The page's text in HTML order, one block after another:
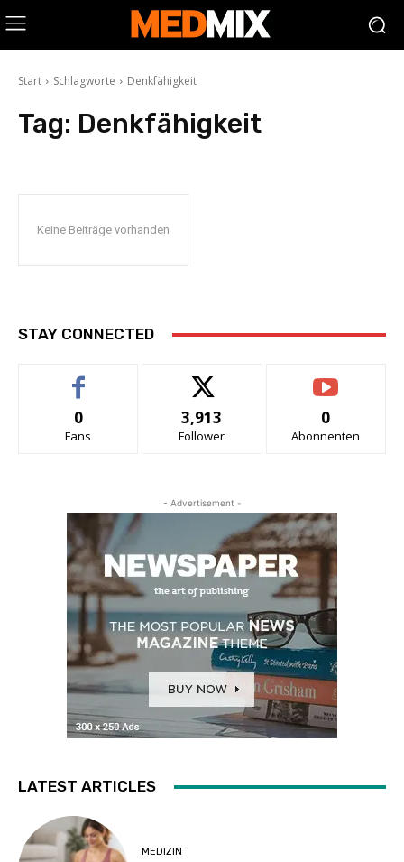
Start Schlagworte Denkfähigkeit
Tag: Denkfähigkeit
Keine Beiträge vorhanden
STAY CONNECTED
0
Fans
3,913
Follower
0
Abonnenten
- Advertisement -
LATEST ARTICLES
MEDIZIN